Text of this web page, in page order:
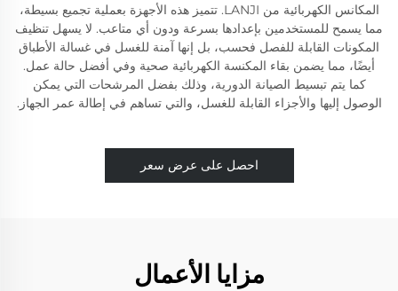
المكانس الكهربائية من LANJI. تتميز هذه الأجهزة بعملية تجميع بسيطة،
مما يسمح للمستخدمين بإعدادها بسرعة ودون أي متاعب. لا يسهل تنظيف
المكونات القابلة للفصل فحسب، بل إنها آمنة للغسل في غسالة الأطباق
أيضًا، مما يضمن بقاء المكنسة الكهربائية صحية وفي أفضل حالة عمل.
كما يتم تبسيط الصيانة الدورية، وذلك بفضل المرشحات التي يمكن
الوصول إليها والأجزاء القابلة للغسل، والتي تساهم في إطالة عمر الجهاز.
احصل على عرض سعر
مزايا الأعمال